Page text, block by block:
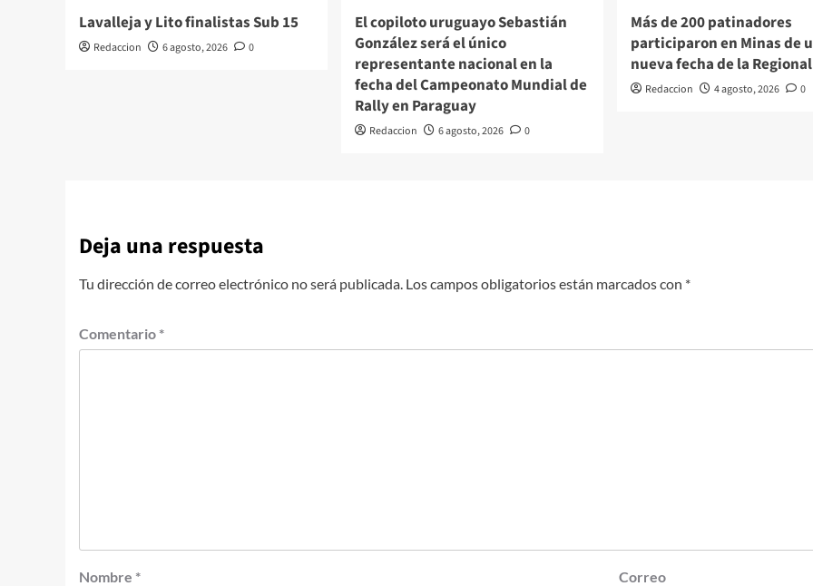
Lavalleja y Lito finalistas Sub 15
Redaccion 6 agosto, 2026 0
El copiloto uruguayo Sebastián
González será el único
representante nacional en la
fecha del Campeonato Mundial de
Rally en Paraguay
Redaccion 6 agosto, 2026 0
Más de 200 patinadores
participaron en Minas de
nueva fecha de la
Redaccion 4 agosto, 2026 0
Deja una respuesta
Tu dirección de correo electrónico no será publicada. Los campos obligatorios están marcados con *
Comentario *
Nombre *
Correo